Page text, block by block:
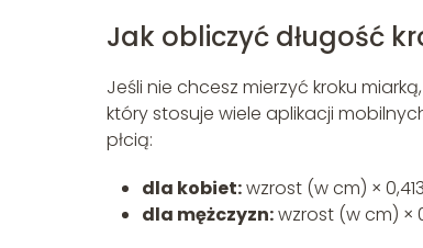
Jak obliczyć długość
Jeśli nie chcesz mierzyć kroku
który stosuje wiele aplikacji
płcią:
dla kobiet:wzrost (w cm) ×
dla mężczyzn:wzrost (w cm) ×